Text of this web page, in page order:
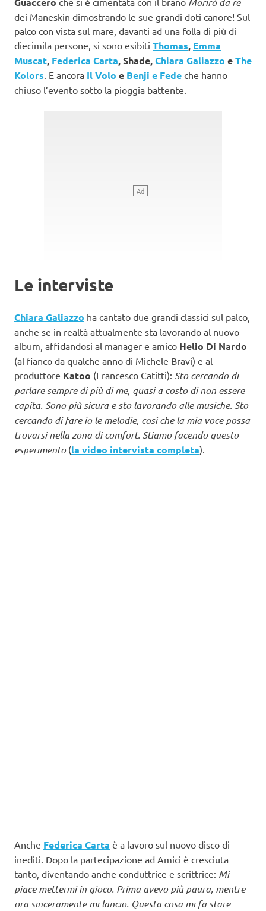
dei Maneskin dimostrando le sue grandi doti canore! Sul
palco con vista sul mare, davanti ad una folla di più di
diecimila persone, si sono esibiti Thomas, Emma
Muscat, Federica Carta, Shade,Chiara Galiazzo eThe
Kolors . E ancora Il Volo e Benji e Fede che hanno
chiuso l’evento sotto la pioggia battente.
Le interviste
Chiara Galiazzo ha cantato due grandi classici sul palco,
anche se in realtà attualmente sta lavorando al nuovo
album, affidandosi al manager e amico Helio Di Nardo
(al fianco da qualche anno di Michele Bravi) e al
produttore Katoo (Francesco Catitti): Sto cercando di
parlare sempre di più di me, quasi a costo di non essere
capita. Sono più sicura e sto lavorando alle musiche. Sto
cercando di fare io le melodie, così che la mia voce possa
trovarsi nella zona di comfort. Stiamo facendo questo
esperimento(la video intervista completa).
Anche Federica Carta è a lavoro sul nuovo disco di
inediti. Dopo la partecipazione ad Amici è cresciuta
tanto, diventando anche conduttrice e scrittrice: Mi
piace mettermi in gioco. Prima avevo più paura, mentre
ora sinceramente mi lancio. Questa cosa mi fa stare